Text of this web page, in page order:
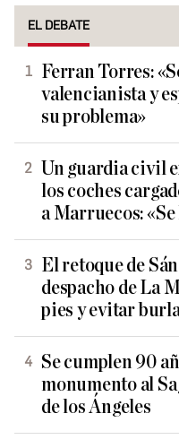
EL DEBATE
Ferran Torres:
valencianista y
su problema»
Un guardia civil
los coches
a Marruecos:
El retoque de
despacho de La
pies y evitar
Se cumplen 90
monumento al
de los Ángeles